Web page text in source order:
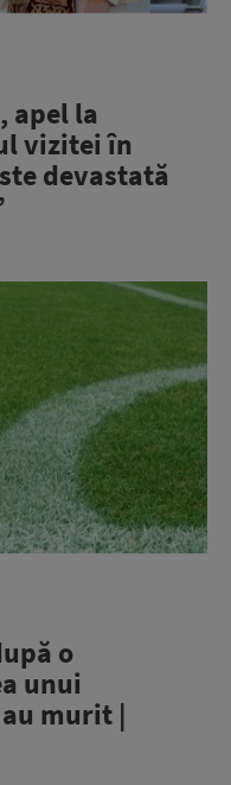
apel la
vizitei în
devastată
o
unui
murit |